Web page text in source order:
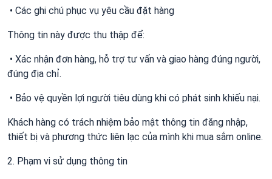
• Các ghi chú phục vụ yêu cầu đặt hàng
Thông tin này được thu thập để:
• Xác nhận đơn hàng, hỗ trợ tư vấn và giao hàng đúng người,
đúng địa chỉ.
• Bảo vệ quyền lợi người tiêu dùng khi có phát sinh khiếu nại.
Khách hàng có trách nhiệm bảo mật thông tin đăng nhập,
thiết bị và phương thức liên lạc của mình khi mua sắm online.
2. Phạm vi sử dụng thông tin